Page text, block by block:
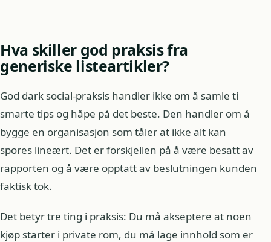
Hva skiller god praksis fra
generiske listeartikler?
God dark social-praksis handler ikke om å samle ti
smarte tips og håpe på det beste. Den handler om å
bygge en organisasjon som tåler at ikke alt kan
spores lineært. Det er forskjellen på å være besatt av
rapporten og å være opptatt av beslutningen kunden
faktisk tok.
Det betyr tre ting i praksis: Du må akseptere at noen
kjøp starter i private rom, du må lage innhold som er